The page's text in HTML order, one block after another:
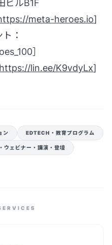
ビルB1F
meta-heroes.io]
：
］
https://lin.ee/K9vdyLx]
ン EDTECH・教育プログラム
ウェビナー・講演・登壇